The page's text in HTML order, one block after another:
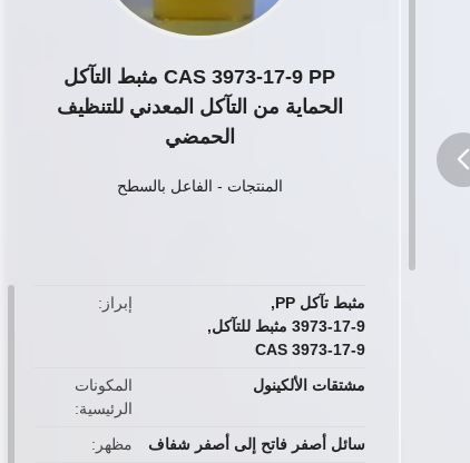
CAS 3973-17-9 PP مثبط التآكل
الحماية من التآكل المعدني للتنظيف
الحمضي
المنتجات - الفاعل بالسطح
إبراز مثبط تآكل PP
,
3973-17-9 مثبط للتآكل
,
CAS 3973-17-9
المكونات
الرئيسية
مشتقات الألكينول
مظهر
سائل أصفر فاتح إلى أصفر شفاف